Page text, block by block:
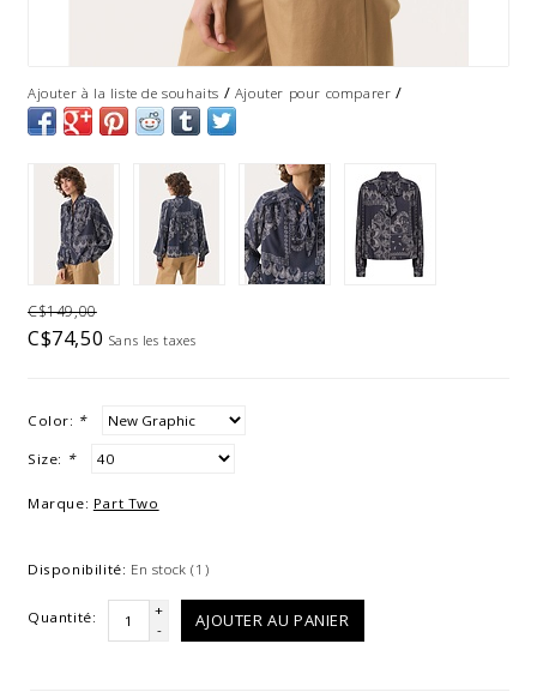
Ajouter à la liste de souhaits / Ajouter pour comparer /
C$149,00
C$74,50 Sans les taxes
Color: *
Size: *
Marque: Part Two
Disponibilité: En stock(1)
Quantité:
+
-
AJOUTER AU PANIER